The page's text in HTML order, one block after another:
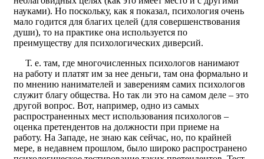
науками). Но поскольку, как я показал, психология очень
мало годится для благих целей (для совершенствования
души), то на практике она используется по
преимуществу для психологических диверсий.
Т. е. там, где многочисленных психологов нанимают
на работу и платят им за нее деньги, там она формально и
по мнению нанимателей и заверениям самих психологов
служит благу общества. Но так ли это на самом деле – это
другой вопрос. Вот, например, одно из самых
распространенных мест использования психологов –
оценка претендентов на должности при приеме на
работу. На Западе, не знаю как сейчас, но, по крайней
мере, в недавнем прошлом, было широко распространено